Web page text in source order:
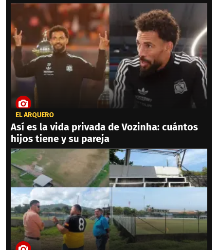
EL ARQUERO
Así es la vida privada de Vozinha: cuántos
hijos tiene y su pareja